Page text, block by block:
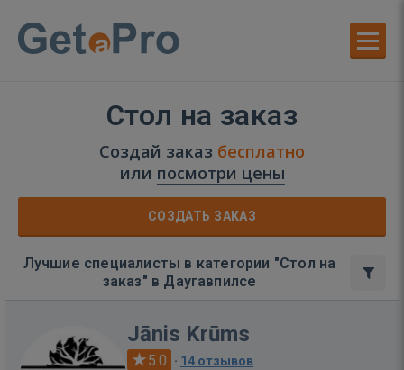
Стол на заказ
Создай заказ бесплатно
или посмотри цены
СОЗДАТЬ ЗАКАЗ
Лучшие специалисты в категории "Стол на
заказ" в Даугавпилсе
Jānis Krūms
5.0 · 14 отзывов